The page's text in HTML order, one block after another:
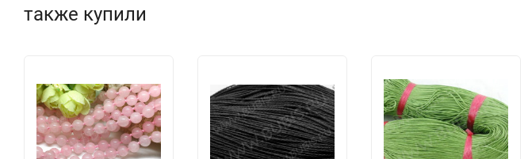
также купили